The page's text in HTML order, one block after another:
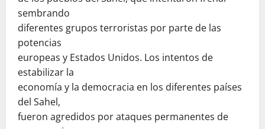
sembrando
diferentes grupos terroristas por parte de las
potencias
europeas y Estados Unidos. Los intentos de
estabilizar la
economía y la democracia en los diferentes países
del Sahel,
fueron agredidos por ataques permanentes de